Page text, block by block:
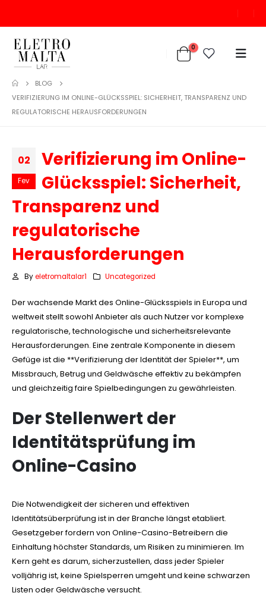
0
BLOG
VERIFIZIERUNG IM ONLINE-GLÜCKSSPIEL: SICHERHEIT, TRANSPARENZ UND
REGULATORISCHE HERAUSFORDERUNGEN
02
Fev
Verifizierung im Online-
Glücksspiel: Sicherheit,
Transparenz und
regulatorische
Herausforderungen
By eletromaltalar1 Uncategorized
Der wachsende Markt des Online-Glücksspiels in Europa und
weltweit stellt sowohl Anbieter als auch Nutzer vor komplexe
regulatorische, technologische und sicherheitsrelevante
Herausforderungen. Eine zentrale Komponente in diesem
Gefüge ist die **Verifizierung der Identität der Spieler**, um
Missbrauch, Betrug und Geldwäsche effektiv zu bekämpfen
und gleichzeitig faire Spielbedingungen zu gewährleisten.
Der Stellenwert der
Identitätsprüfung im
Online-Casino
Die Notwendigkeit der sicheren und effektiven
Identitätsüberprüfung ist in der Branche längst etabliert.
Gesetzgeber fordern von Online-Casino-Betreibern die
Einhaltung höchster Standards, um Risiken zu minimieren. Im
Kern geht es darum, sicherzustellen, dass jeder Spieler
volljährig ist, keine Spielsperren umgeht und keine schwarzen
Listen oder Geldwäsche versucht.